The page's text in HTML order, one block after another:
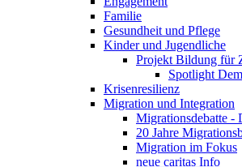
Familie
Gesundheit und Pflege
Kinder und Jugendliche
Projekt Bildung für
Spotlight
Krisenresilienz
Migration und Integration
Migrationsdebatte -
20 Jahre
Migration im Fokus
neue caritas Info